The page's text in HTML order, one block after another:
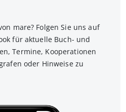
mare? Folgen Sie uns auf
für aktuelle Buch- und
Termine, Kooperationen
oder Hinweise zu